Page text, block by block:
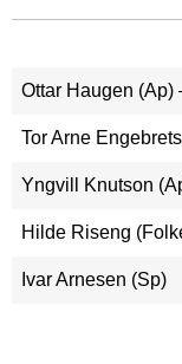
Ottar Haugen (Ap)
Tor Arne
Yngvill Knutson
Hilde Riseng
Ivar Arnesen (Sp)